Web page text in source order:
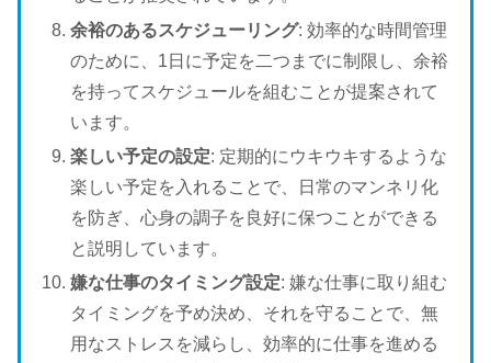
余裕のあるスケジューリング: 効率的な時間管理
のために、1日に予定を二つまでに制限し、余裕
を持ってスケジュールを組むことが提案されて
います。
楽しい予定の設定: 定期的にウキウキするような
楽しい予定を入れることで、日常のマンネリ化
を防ぎ、心身の調子を良好に保つことができる
と説明しています。
嫌な仕事のタイミング設定: 嫌な仕事に取り組む
タイミングを予め決め、それを守ることで、無
用なストレスを減らし、効率的に仕事を進める